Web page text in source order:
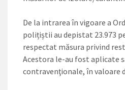
De la intrarea în vigoare a
polițiștii au depistat 23.973
respectat măsura privind
Acestora le-au fost aplicate
contravenţionale, în valoare